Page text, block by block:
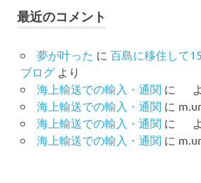
最近のコメント
夢が叶った に 百島に移住して
ブログより
海上輸送での輸入・通関 に
海上輸送での輸入・通関 に
海上輸送での輸入・通関 に
海上輸送での輸入・通関 に